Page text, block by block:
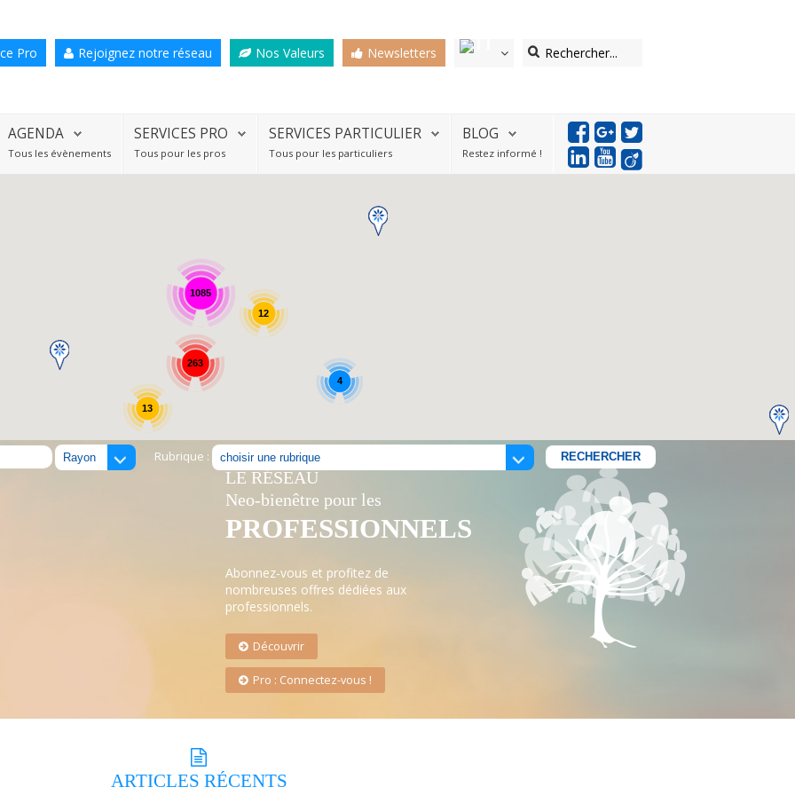
Pro Rejoignez notre réseau Nos Valeurs Newsletters
AGENDA
Tous les évènements
SERVICES PRO
Tous pour les pros
SERVICES PARTICULIER
Tous pour les particuliers
BLOG
Restez informé !
1085
13
263
4
12
Rubrique :
LE RÉSEAU
Neo-bienêtre pour les
PROFESSIONNELS
Abonnez-vous et profitez de
nombreuses offres dédiées aux
professionnels.
Découvrir
Pro : Connectez-vous !
ARTICLES RÉCENTS